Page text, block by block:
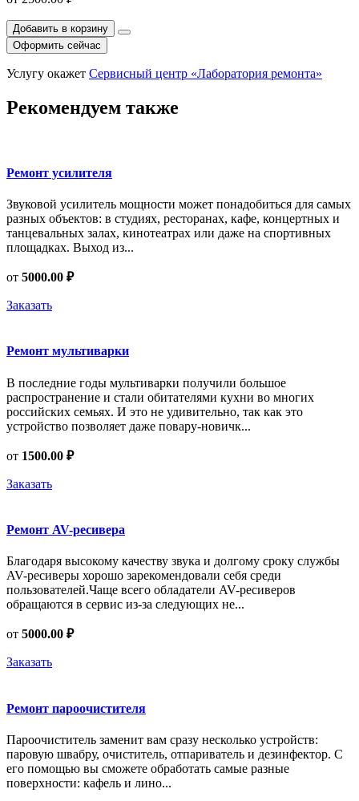
Добавить в корзину
Оформить сейчас
Услугу окажет Сервисный центр «Лаборатория ремонта»
Рекомендуем также
Ремонт усилителя
Звуковой усилитель мощности может понадобиться для самых
разных объектов: в студиях, ресторанах, кафе, концертных и
танцевальных залах, кинотеатрах или даже на спортивных
площадках. Выход из...
от 5000.00 ₽
Заказать
Ремонт мультиварки
В последние годы мультиварки получили большое
распространение и стали обитателями кухни во многих
российских семьях. И это не удивительно, так как это
устройство позволяет даже повару-новичк...
от 1500.00 ₽
Заказать
Ремонт AV-ресивера
Благодаря высокому качеству звука и долгому сроку службы
AV-ресиверы хорошо зарекомендовали себя среди
пользователей.Чаще всего обладатели AV-ресиверов
обращаются в сервис из-за следующих не...
от 5000.00 ₽
Заказать
Ремонт пароочистителя
Пароочиститель заменит вам сразу несколько устройств:
паровую швабру, очиститель, отпариватель и дезинфектор. С
его помощью вы сможете обработать самые разные
поверхности: кафель и лино...